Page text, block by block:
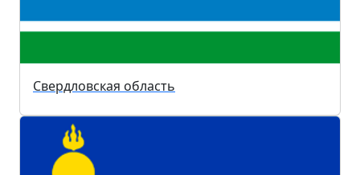
Свердловская область